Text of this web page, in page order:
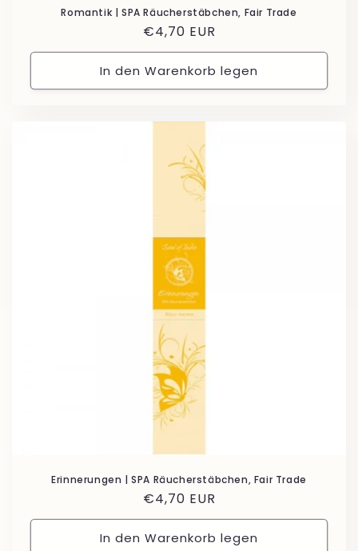
Romantik | SPA Räucherstäbchen, Fair Trade
Normaler
Preis
€4,70 EUR
In den Warenkorb legen
Erinnerungen | SPA Räucherstäbchen, Fair Trade
Normaler
Preis
€4,70 EUR
In den Warenkorb legen